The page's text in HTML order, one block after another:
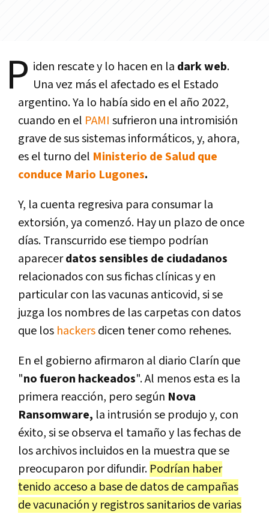
P iden rescate y lo hacen en la dark web.
Una vez más el afectado es el Estado
argentino. Ya lo había sido en el año 2022,
cuando en el PAMI sufrieron una intromisión
grave de sus sistemas informáticos, y, ahora,
es el turno del Ministerio de Salud que
conduce Mario Lugones.
Y, la cuenta regresiva para consumar la
extorsión, ya comenzó. Hay un plazo de once
días. Transcurrido ese tiempo podrían
aparecerdatos sensibles de ciudadanos
relacionados con sus fichas clínicas y en
particular con las vacunas anticovid, si se
juzga los nombres de las carpetas con datos
que los hackersdicen tener como rehenes.
En el gobierno afirmaron al diario Clarín que
"no fueron hackeados". Al menos esta es la
primera reacción, pero según Nova
Ransomware, la intrusión se produjo y, con
éxito, si se observa el tamaño y las fechas de
los archivos incluidos en la muestra que se
preocuparon por difundir. Podrían haber
tenido acceso a base de datos de campañas
de vacunación y registros sanitarios de varias